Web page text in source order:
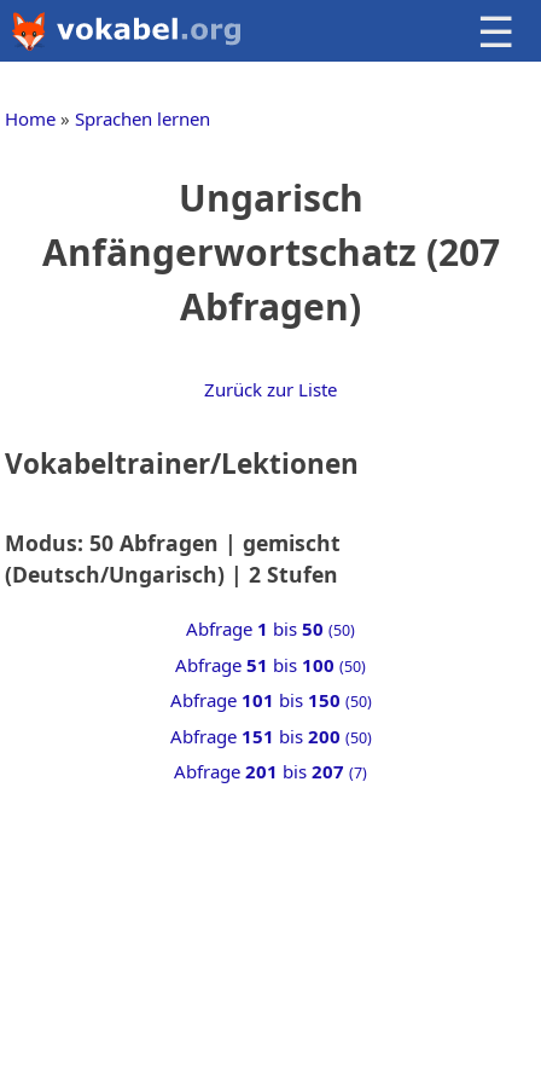
☰
Home Sprachen lernen
Ungarisch
Anfängerwortschatz (207
Abfragen)
Zurück zur Liste
Vokabeltrainer/Lektionen
Modus: 50 Abfragen | gemischt
(Deutsch/Ungarisch) | 2 Stufen
Abfrage 1 bis 50 (50)
Abfrage 51 bis 100 (50)
Abfrage 101 bis 150 (50)
Abfrage 151 bis 200 (50)
Abfrage 201 bis 207 (7)